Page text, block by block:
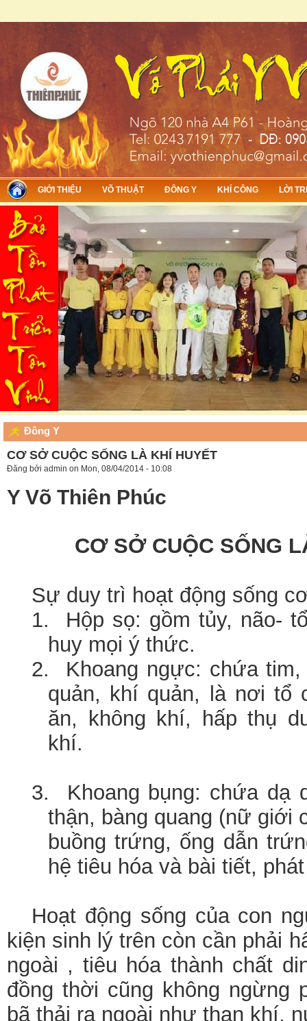
GIỚI THIỆU VÕ THUẬT ĐÔNG Y KHÍ CÔNG LỜI
Đông Y
CƠ SỞ CUỘC SỐNG LÀ KHÍ HUYẾT
Đăng bởi admin on Mon, 08/04/2014 - 10:08
Y Võ Thiên Phúc
CƠ SỞ CUỘC SỐNG
Sự duy trì hoạt động sống
1.
Hộp sọ: gồm tủy, não-
huy mọi ý thức.
2. Khoang ngực: chứa
quản, khí quản, là nơi tổ
ăn, không khí, hấp thụ
khí.
3. Khoang bụng: chứa dạ
thận, bàng quang (nữ giới
buồng trứng, ống dẫn
hệ tiêu hóa và bài tiết,
Hoạt động sống của con
kiện sinh lý trên còn cần phải
ngoài , tiêu hóa thành chất
đồng thời cũng không ngừng
bã thải ra ngoài như than khí,